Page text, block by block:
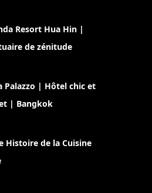
Resort Hua Hin |
de zénitude
Palazzo | Hôtel chic et
| Bangkok
Histoire de la Cuisine